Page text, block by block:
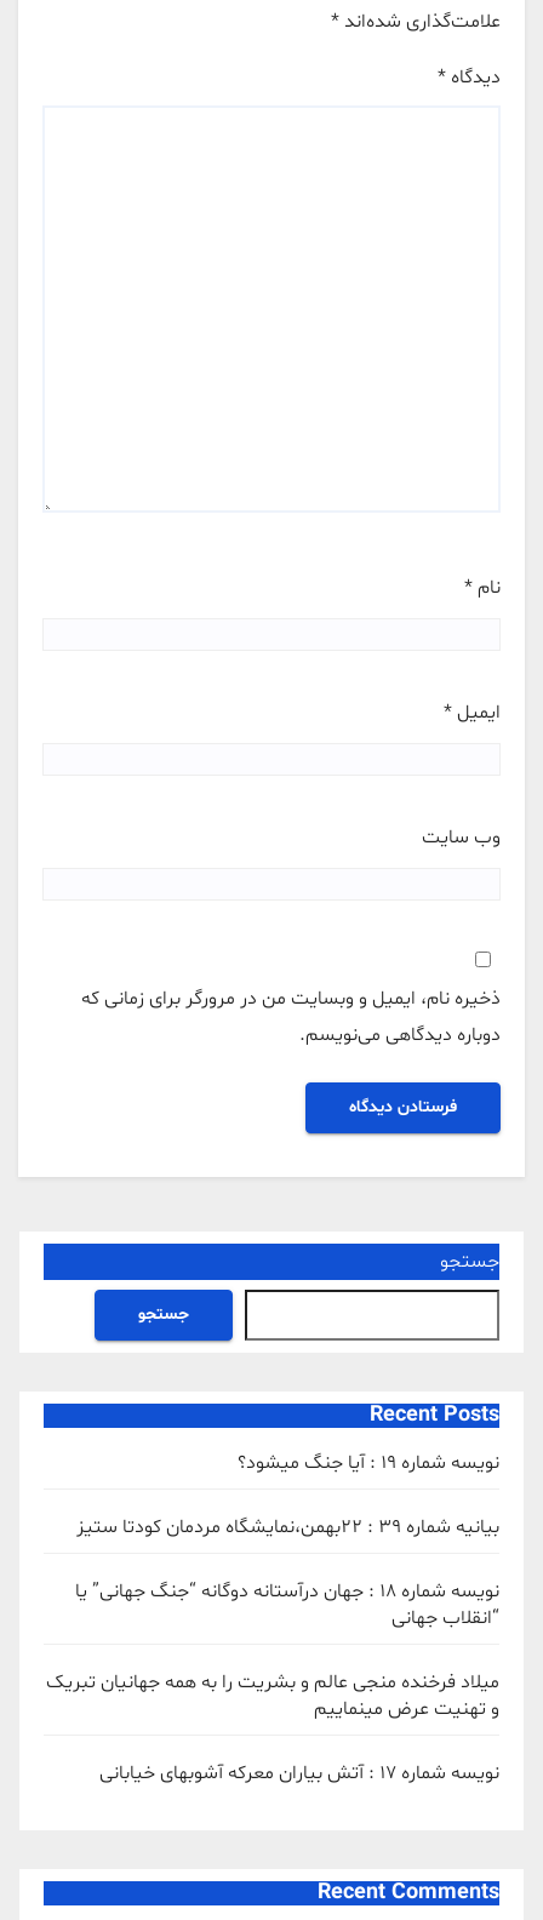
علامت‌گذاری شده‌اند *
دیدگاه *
نام *
ایمیل *
وب‌ سایت
ذخیره نام، ایمیل و وبسایت من در مرورگر برای زمانی که
دوباره دیدگاهی می‌نویسم.
جستجو
جستجو
Recent Posts
نویسه شماره 19 : آیا جنگ میشود؟
بیانیه شماره 39 : ۲۲بهمن،نمایشگاه مردمان کودتا ستیز
نویسه شماره 18 : جهان درآستانه دوگانه “جنگ جهانی” یا
“انقلاب جهانی
میلاد فرخنده منجی عالم و بشریت را به همه جهانیان تبریک
و تهنیت عرض مینماییم
نویسه شماره 17 : آتش بیاران معرکه آشوبهای خیابانی
Recent Comments